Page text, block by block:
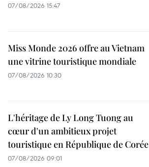
07/08/2026 15:47
Miss Monde 2026 offre au Vietnam
une vitrine touristique mondiale
07/08/2026 10:30
L'héritage de Ly Long Tuong au
cœur d'un ambitieux projet
touristique en République de Corée
07/08/2026 09:01